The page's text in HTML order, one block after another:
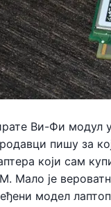
Ви-Фи модул
пишу за
који сам
Мало је
модел